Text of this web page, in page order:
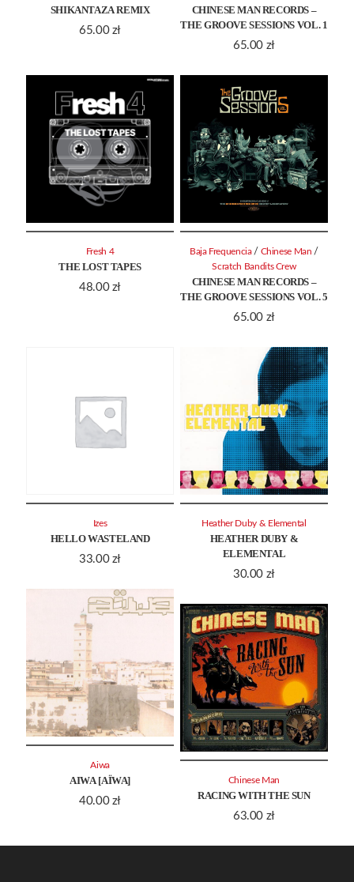
SHIKANTAZA REMIX
65.00 zł
CHINESE MAN RECORDS –
THE GROOVE SESSIONS VOL. 1
65.00 zł
THE LOST TAPES
48.00 zł
Fresh 4
CHINESE MAN RECORDS –
THE GROOVE SESSIONS VOL. 5
65.00 zł
Baja Frequencia / Chinese Man /
Scratch Bandits Crew
HELLO WASTELAND
33.00 zł
Izes
HEATHER DUBY &
ELEMENTAL
30.00 zł
Heather Duby & Elemental
AIWA [AÏWA]
40.00 zł
Aiwa
RACING WITH THE SUN
63.00 zł
Chinese Man